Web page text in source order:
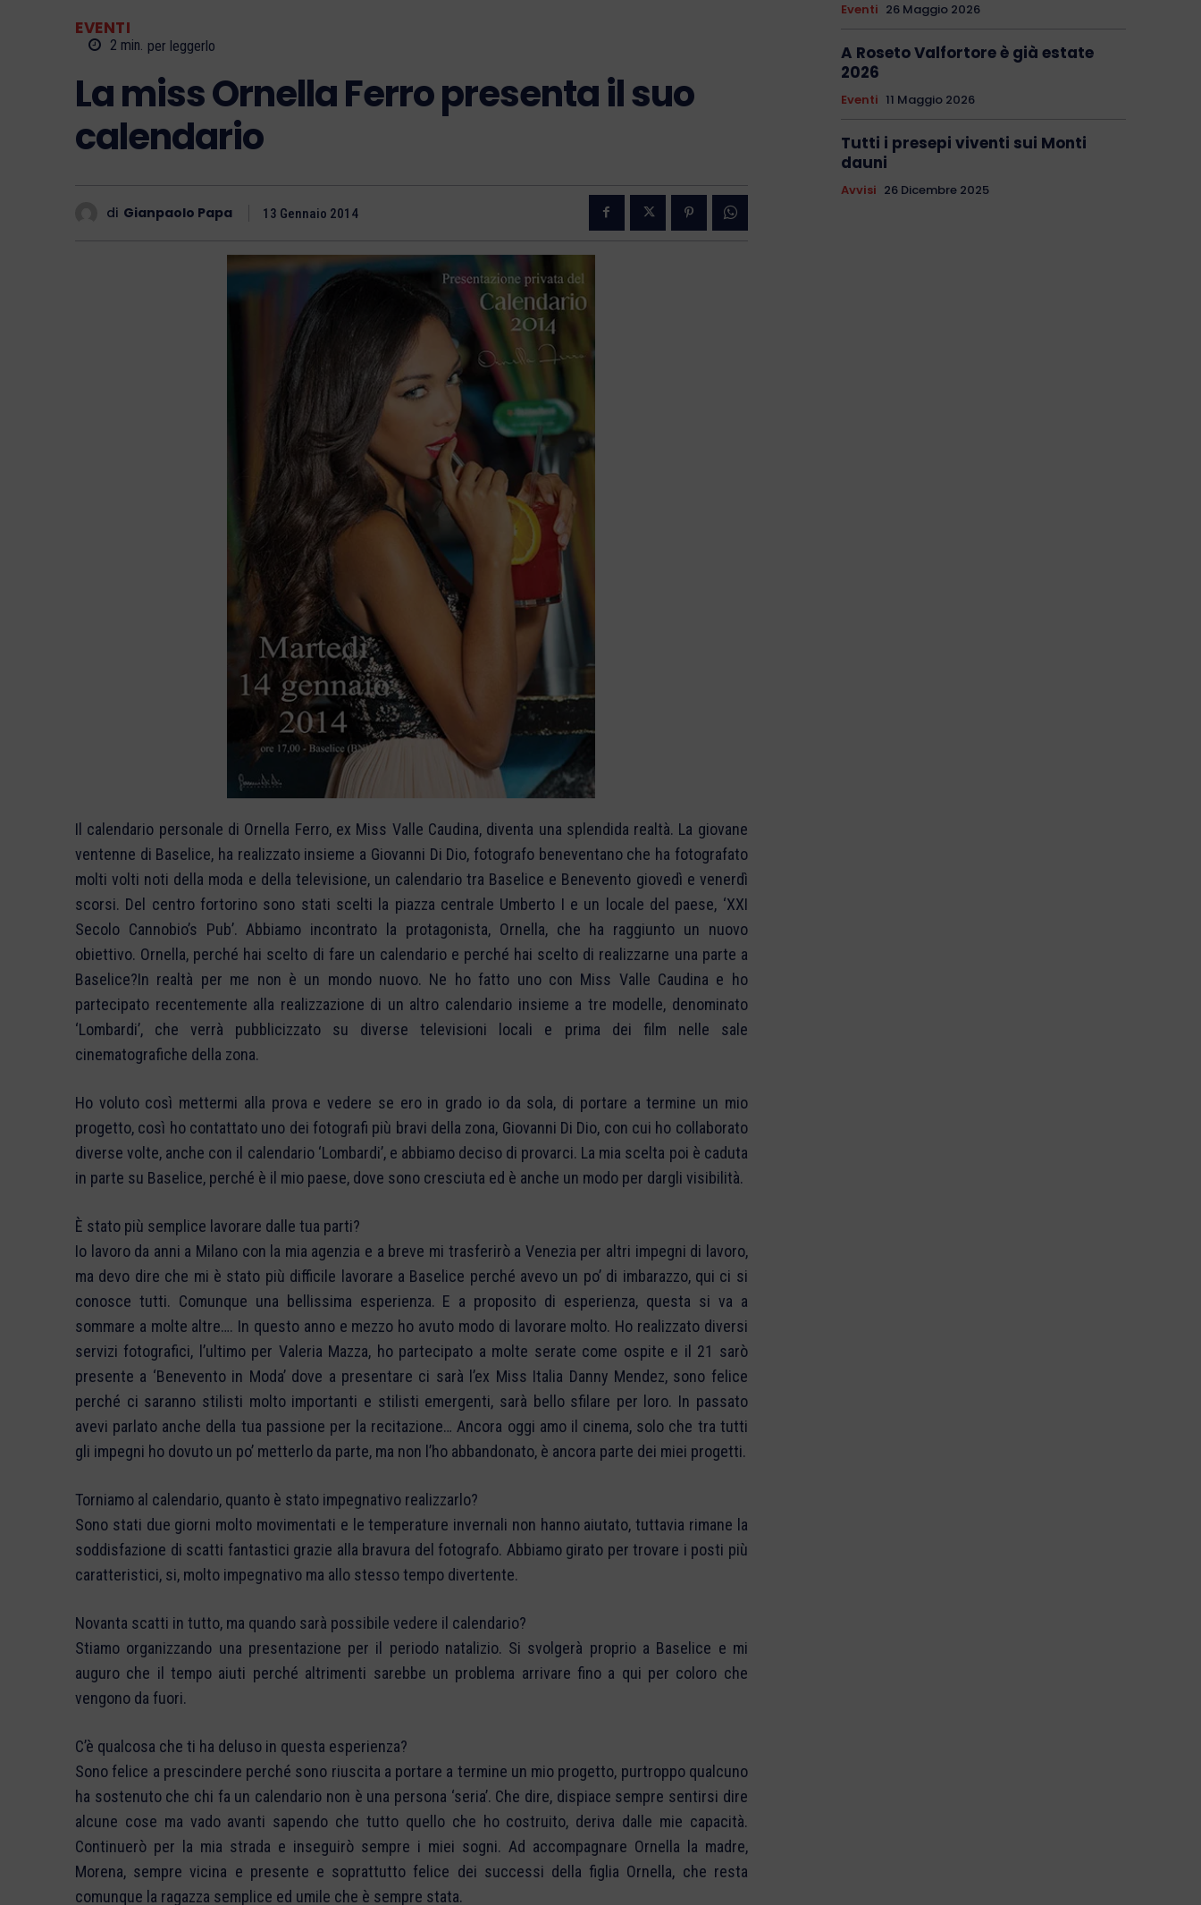
EVENTI
2 min. per leggerlo
La miss Ornella Ferro presenta il suo
calendario
di Gianpaolo Papa 13 Gennaio 2014
Il calendario personale di Ornella Ferro, ex Miss Valle Caudina, diventa una splendida realtà. La giovane
ventenne di Baselice, ha realizzato insieme a Giovanni Di Dio, fotografo beneventano che ha fotografato
molti volti noti della moda e della televisione, un calendario tra Baselice e Benevento giovedì e venerdì
scorsi. Del centro fortorino sono stati scelti la piazza centrale Umberto I e un locale del paese, ‘XXI
Secolo Cannobio’s Pub’. Abbiamo incontrato la protagonista, Ornella, che ha raggiunto un nuovo
obiettivo. Ornella, perché hai scelto di fare un calendario e perché hai scelto di realizzarne una parte a
Baselice?In realtà per me non è un mondo nuovo. Ne ho fatto uno con Miss Valle Caudina e ho
partecipato recentemente alla realizzazione di un altro calendario insieme a tre modelle, denominato
‘Lombardi’, che verrà pubblicizzato su diverse televisioni locali e prima dei film nelle sale
cinematografiche della zona.
Ho voluto così mettermi alla prova e vedere se ero in grado io da sola, di portare a termine un mio
progetto, così ho contattato uno dei fotografi più bravi della zona, Giovanni Di Dio, con cui ho collaborato
diverse volte, anche con il calendario ‘Lombardi’, e abbiamo deciso di provarci. La mia scelta poi è caduta
in parte su Baselice, perché è il mio paese, dove sono cresciuta ed è anche un modo per dargli visibilità.
È stato più semplice lavorare dalle tua parti?
Io lavoro da anni a Milano con la mia agenzia e a breve mi trasferirò a Venezia per altri impegni di lavoro,
ma devo dire che mi è stato più difficile lavorare a Baselice perché avevo un po’ di imbarazzo, qui ci si
conosce tutti. Comunque una bellissima esperienza. E a proposito di esperienza, questa si va a
sommare a molte altre…. In questo anno e mezzo ho avuto modo di lavorare molto. Ho realizzato diversi
servizi fotografici, l’ultimo per Valeria Mazza, ho partecipato a molte serate come ospite e il 21 sarò
presente a ‘Benevento in Moda’ dove a presentare ci sarà l’ex Miss Italia Danny Mendez, sono felice
perché ci saranno stilisti molto importanti e stilisti emergenti, sarà bello sfilare per loro. In passato
avevi parlato anche della tua passione per la recitazione… Ancora oggi amo il cinema, solo che tra tutti
gli impegni ho dovuto un po’ metterlo da parte, ma non l’ho abbandonato, è ancora parte dei miei progetti.
Torniamo al calendario, quanto è stato impegnativo realizzarlo?
Sono stati due giorni molto movimentati e le temperature invernali non hanno aiutato, tuttavia rimane la
soddisfazione di scatti fantastici grazie alla bravura del fotografo. Abbiamo girato per trovare i posti più
caratteristici, si, molto impegnativo ma allo stesso tempo divertente.
Novanta scatti in tutto, ma quando sarà possibile vedere il calendario?
Stiamo organizzando una presentazione per il periodo natalizio. Si svolgerà proprio a Baselice e mi
auguro che il tempo aiuti perché altrimenti sarebbe un problema arrivare fino a qui per coloro che
vengono da fuori.
C’è qualcosa che ti ha deluso in questa esperienza?
Sono felice a prescindere perché sono riuscita a portare a termine un mio progetto, purtroppo qualcuno
ha sostenuto che chi fa un calendario non è una persona ‘seria’. Che dire, dispiace sempre sentirsi dire
alcune cose ma vado avanti sapendo che tutto quello che ho costruito, deriva dalle mie capacità.
Continuerò per la mia strada e inseguirò sempre i miei sogni. Ad accompagnare Ornella la madre,
Morena, sempre vicina e presente e soprattutto felice dei successi della figlia Ornella, che resta
comunque la ragazza semplice ed umile che è sempre stata.
Eventi 26 Maggio 2026
A Roseto Valfortore è già estate
2026
Eventi 11 Maggio 2026
Tutti i presepi viventi sui Monti
dauni
Avvisi 26 Dicembre 2025